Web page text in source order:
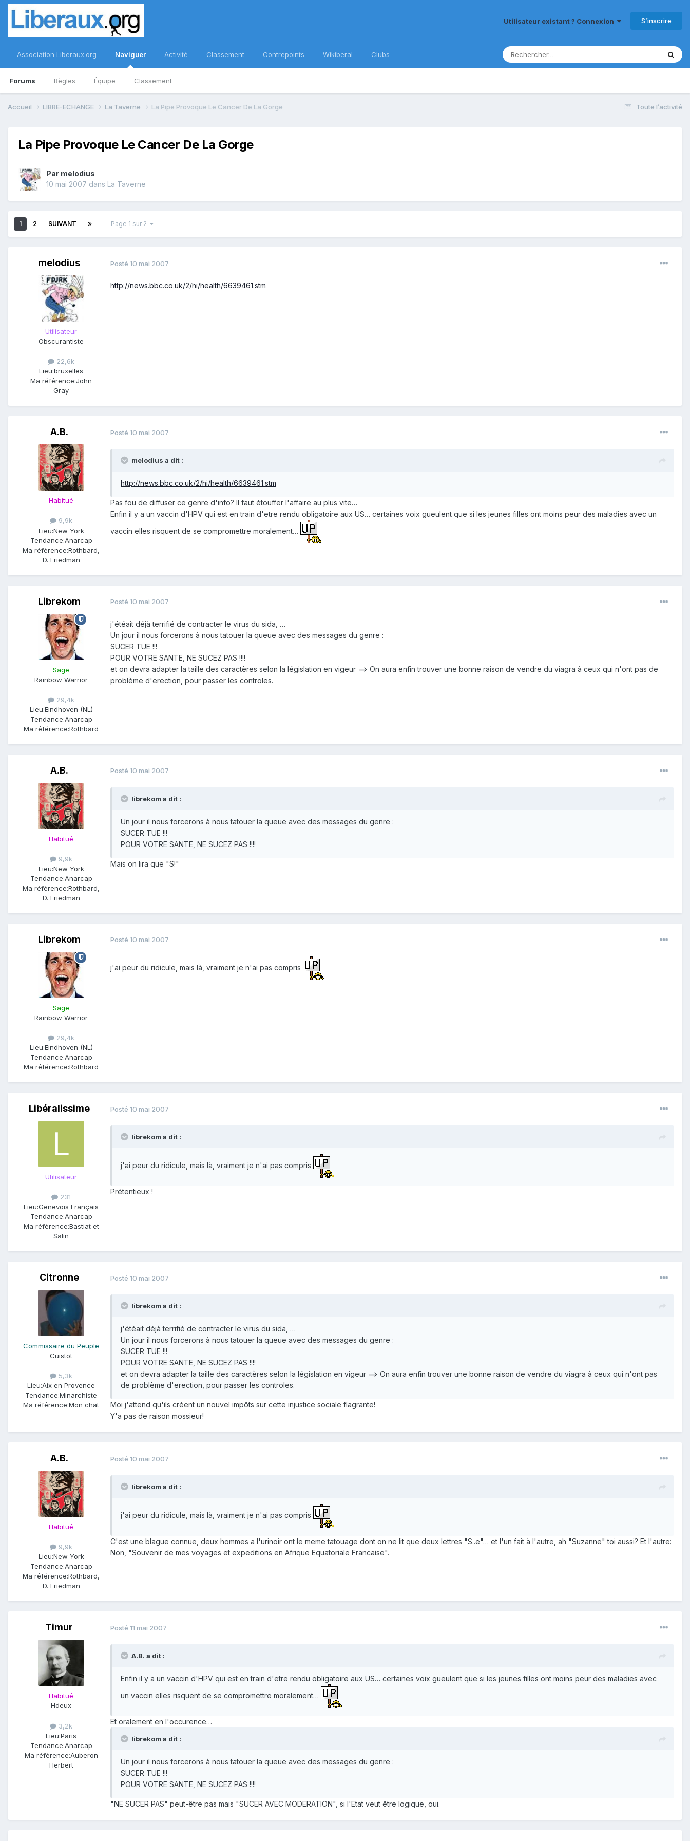
Utilisateur existant ? Connexion S’inscrire
Association Liberaux.org Naviguer
Forums Règles Équipe Classement
Activité Classement Contrepoints Wikiberal Clubs
Toute l’activité
Accueil LIBRE-ECHANGE La Taverne La Pipe Provoque Le Cancer De La Gorge
La Pipe Provoque Le Cancer De La Gorge
Par melodius
10 mai 2007 dans La Taverne
1 2 SUIVANT Page 1 sur 2
melodius
Utilisateur
Obscurantiste
22,6k
Lieu:bruxelles
Ma référence:John
Gray
Posté 10 mai 2007
http://news.bbc.co.uk/2/hi/health/6639461.stm
A.B.
Habitué
9,9k
Lieu:New York
Tendance:Anarcap
Ma référence:Rothbard,
D. Friedman
Posté 10 mai 2007
melodius a dit :
http://news.bbc.co.uk/2/hi/health/6639461.stm
Pas fou de diffuser ce genre d'info? Il faut étouffer l'affaire au plus vite…
Enfin il y a un vaccin d'HPV qui est en train d'etre rendu obligatoire aux US… certaines voix gueulent que si les jeunes filles ont moins peur des maladies avec un
vaccin elles risquent de se compromettre moralement…
Librekom
Sage
Rainbow Warrior
29,4k
Lieu:Eindhoven (NL)
Tendance:Anarcap
Ma référence:Rothbard
Posté 10 mai 2007
j'étéait déjà terrifié de contracter le virus du sida, …
Un jour il nous forcerons à nous tatouer la queue avec des messages du genre :
SUCER TUE !!!
POUR VOTRE SANTE, NE SUCEZ PAS !!!!
et on devra adapter la taille des caractères selon la législation en vigeur ==> On aura enfin trouver une bonne raison de vendre du viagra à ceux qui n'ont pas de
problème d'erection, pour passer les controles.
A.B.
Habitué
9,9k
Lieu:New York
Tendance:Anarcap
Ma référence:Rothbard,
D. Friedman
Posté 10 mai 2007
librekom a dit :
Un jour il nous forcerons à nous tatouer la queue avec des messages du genre :
SUCER TUE !!!
POUR VOTRE SANTE, NE SUCEZ PAS !!!!
Mais on lira que "S!"
Librekom
Sage
Rainbow Warrior
29,4k
Lieu:Eindhoven (NL)
Tendance:Anarcap
Ma référence:Rothbard
Posté 10 mai 2007
j'ai peur du ridicule, mais là, vraiment je n'ai pas compris
Libéralissime
Utilisateur
231
Lieu:Genevois Français
Tendance:Anarcap
Ma référence:Bastiat et
Salin
Posté 10 mai 2007
librekom a dit :
j'ai peur du ridicule, mais là, vraiment je n'ai pas compris
Prétentieux !
Citronne
Commissaire du Peuple
Cuistot
5,3k
Lieu:Aix en Provence
Tendance:Minarchiste
Ma référence:Mon chat
Posté 10 mai 2007
librekom a dit :
j'étéait déjà terrifié de contracter le virus du sida, …
Un jour il nous forcerons à nous tatouer la queue avec des messages du genre :
SUCER TUE !!!
POUR VOTRE SANTE, NE SUCEZ PAS !!!!
et on devra adapter la taille des caractères selon la législation en vigeur ==> On aura enfin trouver une bonne raison de vendre du viagra à ceux qui n'ont pas
de problème d'erection, pour passer les controles.
Moi j'attend qu'ils créent un nouvel impôts sur cette injustice sociale flagrante!
Y'a pas de raison mossieur!
A.B.
Habitué
9,9k
Lieu:New York
Tendance:Anarcap
Ma référence:Rothbard,
D. Friedman
Posté 10 mai 2007
librekom a dit :
j'ai peur du ridicule, mais là, vraiment je n'ai pas compris
C'est une blague connue, deux hommes a l'urinoir ont le meme tatouage dont on ne lit que deux lettres "S..e"… et l'un fait à l'autre, ah "Suzanne" toi aussi? Et l'autre:
Non, "Souvenir de mes voyages et expeditions en Afrique Equatoriale Francaise".
Timur
Habitué
Hdeux
3,2k
Lieu:Paris
Tendance:Anarcap
Ma référence:Auberon
Herbert
Posté 11 mai 2007
A.B. a dit :
Enfin il y a un vaccin d'HPV qui est en train d'etre rendu obligatoire aux US… certaines voix gueulent que si les jeunes filles ont moins peur des maladies avec
un vaccin elles risquent de se compromettre moralement…
Et oralement en l'occurence…
librekom a dit :
Un jour il nous forcerons à nous tatouer la queue avec des messages du genre :
SUCER TUE !!!
POUR VOTRE SANTE, NE SUCEZ PAS !!!!
"NE SUCER PAS" peut-être pas mais "SUCER AVEC MODERATION", si l'Etat veut être logique, oui.